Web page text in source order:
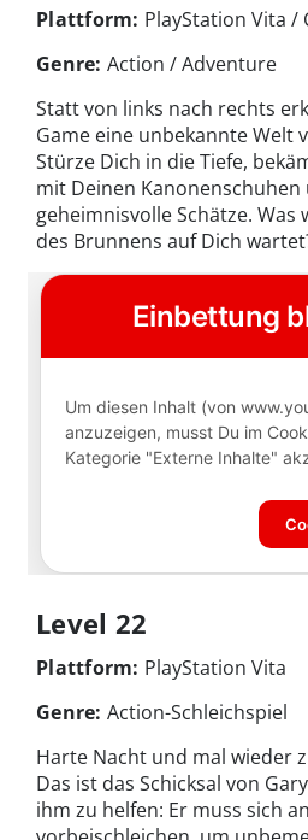
Plattform: PlayStation Vita /
Genre: Action / Adventure
Statt von links nach rechts
Game eine unbekannte Welt
Stürze Dich in die Tiefe,
mit Deinen Kanonenschuhen
geheimnisvolle Schätze.
des Brunnens auf Dich
Level 22
Plattform: PlayStation Vita
Genre: Action-Schleichspiel
Harte Nacht und mal wieder
Das ist das Schicksal von
ihm zu helfen: Er muss sich